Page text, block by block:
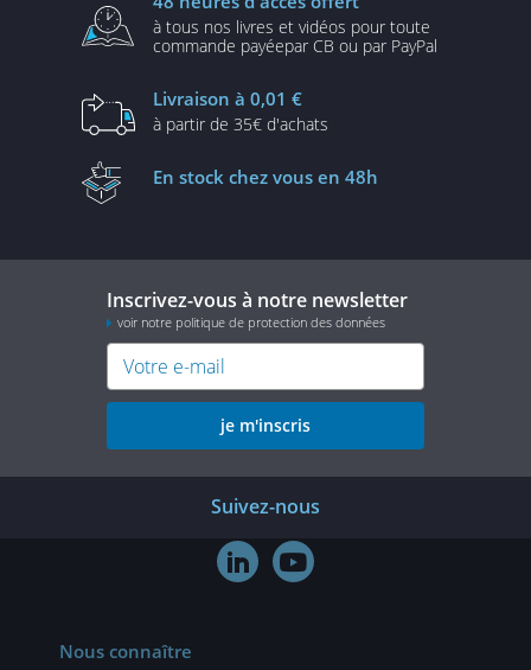
à tous nos livres et vidéos pour toute
commande payéepar CB ou par PayPal
Livraison à 0,01 €
à partir de 35€ d'achats
En stock chez vous en 48h
Inscrivez-vous à notre newsletter
voir notre politique de protection des données
je m'inscris
Suivez-nous
 
Nous connaître